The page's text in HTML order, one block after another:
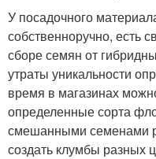
У посадочного
собственноручно, есть
сборе семян от
утраты уникальности
время в магазинах
определенные сорта
смешанными семенами
создать клумбы разных